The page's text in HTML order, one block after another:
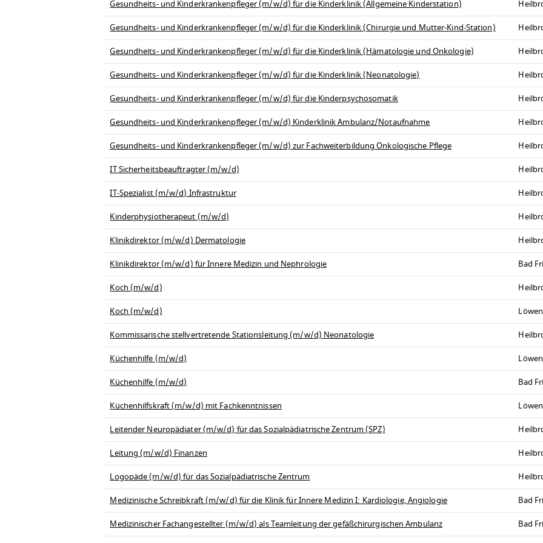
Gesundheits- und Kinderkrankenpfleger (m/w/d) für die Kinderklinik (Allgemeine Kinderstation)
Gesundheits- und Kinderkrankenpfleger (m/w/d) für die Kinderklinik (Chirurgie und Mutter-Kind-Station)
Gesundheits- und Kinderkrankenpfleger (m/w/d) für die Kinderklinik (Hämatologie und Onkologie)
Gesundheits- und Kinderkrankenpfleger (m/w/d) für die Kinderklinik (Neonatologie)
Gesundheits- und Kinderkrankenpfleger (m/w/d) für die Kinderpsychosomatik
Gesundheits- und Kinderkrankenpfleger (m/w/d) Kinderklinik Ambulanz/Notaufnahme
Gesundheits- und Kinderkrankenpfleger (m/w/d) zur Fachweiterbildung Onkologische Pflege
IT Sicherheitsbeauftragter (m/w/d)
IT-Spezialist (m/w/d) Infrastruktur
Kinderphysiotherapeut (m/w/d)
Klinikdirektor (m/w/d) Dermatologie
Klinikdirektor (m/w/d) für Innere Medizin und Nephrologie
Bad
Koch (m/w/d)
Koch (m/w/d)
Kommissarische stellvertretende Stationsleitung (m/w/d) Neonatologie
Küchenhilfe (m/w/d)
Küchenhilfe (m/w/d)
Bad
Küchenhilfskraft (m/w/d) mit Fachkenntnissen
Leitender Neuropädiater (m/w/d) für das Sozialpädiatrische Zentrum (SPZ)
Leitung (m/w/d) Finanzen
Logopäde (m/w/d) für das Sozialpädiatrische Zentrum
Medizinische Schreibkraft (m/w/d) für die Klinik für Innere Medizin I: Kardiologie, Angiologie
Bad
Medizinischer Fachangestellter (m/w/d) als Teamleitung der gefäßchirurgischen Ambulanz
Bad